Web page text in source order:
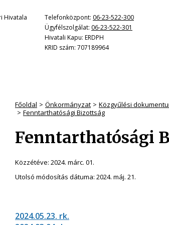
Hivatala
Telefonközpont: 06-23-522-300
Ügyfélszolgálat: 06-23-522-301
Hivatali Kapu: ERDPH
KRID szám: 707189964
Főoldal Önkormányzat Közgyűlési
Fenntarthatósági Bizottság
Fenntarthatósági
Közzétéve: 2024. márc. 01.
Utolsó módosítás dátuma: 2024. máj. 21.
2024.05.23. rk.